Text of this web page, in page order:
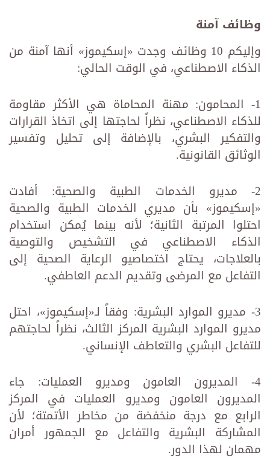
وظائف آمنة
وإليكم 10 وظائف وجدت «إسكيموز» أنها آمنة من
الذكاء الاصطناعي، في الوقت الحالي:
1- المحامون: مهنة المحاماة هي الأكثر مقاومة
للذكاء الاصطناعي، نظراً لحاجتها إلى اتخاذ القرارات
والتفكير البشري، بالإضافة إلى تحليل وتفسير
الوثائق القانونية.
2- مديرو الخدمات الطبية والصحية: أفادت
«إسكيموز» بأن مديري الخدمات الطبية والصحية
احتلوا المرتبة الثانية؛ لأنه بينما يُمكن استخدام
الذكاء الاصطناعي في التشخيص والتوصية
بالعلاجات، يحتاج اختصاصيو الرعاية الصحية إلى
التفاعل مع المرضى وتقديم الدعم العاطفي.
3- مديرو الموارد البشرية: وفقاً لـ«إسكيموز»، احتل
مديرو الموارد البشرية المركز الثالث، نظراً لحاجتهم
للتفاعل البشري والتعاطف الإنساني.
4- المديرون العامون ومديرو العمليات: جاء
المديرون العامون ومديرو العمليات في المركز
الرابع مع درجة منخفضة من مخاطر الأتمتة؛ لأن
المشاركة البشرية والتفاعل مع الجمهور أمران
مهمان لهذا الدور.